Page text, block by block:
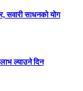
सवारी साधनकाे याेग
ल्याउने दिन